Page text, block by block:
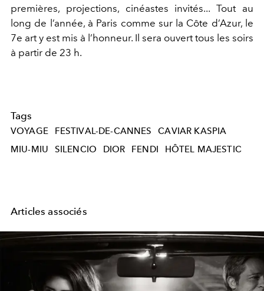
premières, projections, cinéastes invités... Tout au
long de l’année, à Paris comme sur la Côte d’Azur, le
7e art y est mis à l’honneur. Il sera ouvert tous les soirs
à partir de 23 h.
Tags
VOYAGE FESTIVAL-DE-CANNES
CAVIAR KASPIA
MIU-MIU
SILENCIO DIOR FENDI HÔTEL MAJESTIC
Articles associés